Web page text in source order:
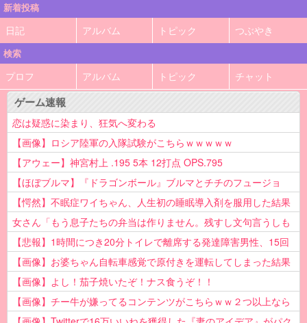
新着投稿
日記 アルバム トピック つぶやき
検索
プロフ アルバム トピック チャット
ゲーム速報
恋は疑惑に染まり、狂気へ変わる
【画像】ロシア陸軍の入隊試験がこちらｗｗｗｗｗ
【アウェー】神宮村上 .195 5本 12打点 OPS.795
【ほぼブルマ】『ドラゴンボール』ブルマとチチのフュージョ
ン、クッソ可愛すぎるwwwwwww
【愕然】不眠症ワイちゃん、人生初の睡眠導入剤を服用した結果
ｗｗｗｗ
女さん「もう息子たちの弁当は作りません。残すし文句言うしも
う知らない！」
【悲報】1時間につき20分トイレで離席する発達障害男性、15回
以上転職を重ねてしまう
【画像】お婆ちゃん自転車感覚で原付きを運転してしまった結果
www
【画像】よし！茄子焼いたぞ！ナス食うぞ！！
【画像】チー牛が嫌ってるコンテンツがこちらｗｗ２つ以上なら
確定ｗｗ